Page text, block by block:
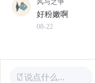
好粉嫩啊
08-22
说点什么…